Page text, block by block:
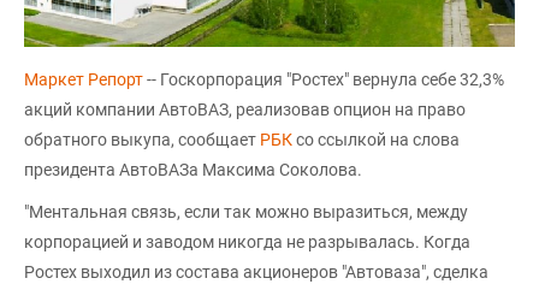
Маркет Репорт-- Госкорпорация "Ростех" вернула себе 32,3%
акций компании АвтоВАЗ, реализовав опцион на право
обратного выкупа, сообщает РБКсо ссылкой на слова
президента АвтоВАЗа Максима Соколова.
"Ментальная связь, если так можно выразиться, между
корпорацией и заводом никогда не разрывалась. Когда
Ростех выходил из состава акционеров "Автоваза", сделка